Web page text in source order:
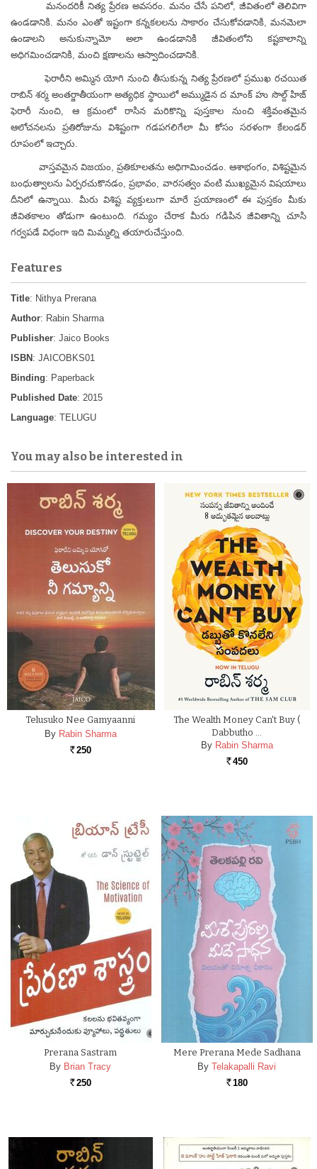
మనందరికీ నిత్య ప్రేరణ అవసరం. మనం చేసే పనిలో, జీవితంలో తెలివిగా
ఉండడానికి. మనం ఎంతో ఇష్టంగా కన్నకలలను సాకారం చేసుకోవడానికి, మనమెలా
ఉండాలని అనుకున్నామో అలా ఉండడానికి జీవితంలోని కష్టకాలాన్ని
అధిగమించడానికి, మంచి క్షణాలను ఆస్వాదించడానికి.
ఫెరారీని అమ్మిన యోగి నుంచి తీసుకున్న నిత్య ప్రేరణలో ప్రముఖ రచయిత
రాబిన్ శర్మ అంతర్జాతీయంగా అత్యధిక స్థాయిలో అమ్ముడైన ద మాంక్ హు సొల్ద్ హిజ్
ఫెరారీ నుంచి, ఆ క్రమంలో రాసిన మరికొన్ని పుస్తకాల నుంచి శక్తివంతమైన
ఆలోచనలను ప్రతిరోజును విశిష్టంగా గడపగలిగేలా మీ కోసం సరళంగా కేలండర్
రూపంలో ఇచ్చారు.
వాస్తవమైన విజయం, ప్రతికూలతను అధిగామించడం. ఆశాభంగం, విశిష్టమైన
బంధుత్వాలను ఏర్పరచుకొనడం, ప్రభావం, వారసత్వం వంటి ముఖ్యమైన విషయాలు
దీనిలో ఉన్నాయి. మీరు విశిష్ట వ్యక్తులుగా మారే ప్రయాణంలో ఈ పుస్తకం మీకు
జీవితకాలం తోడుగా ఉంటుంది. గమ్యం చేరాక మీరు గడిపిన జీవితాన్ని చూసి
గర్వపడే విధంగా ఇది మిమ్మల్ని తయారుచేస్తుంది.
Features
Title: Nithya Prerana
Author: Rabin Sharma
Publisher: Jaico Books
ISBN : JAICOBKS01
Binding: Paperback
Published Date: 2015
Language: TELUGU
You may also be interested in
Telusuko Nee Gamyaanni
By Rabin Sharma
Rs. 250
The Wealth Money Can't Buy (
Dabbutho …
By Rabin Sharma
Rs. 450
Prerana Sastram
By Brian Tracy
Rs. 250
Mere Prerana Mede Sadhana
By Telakapalli Ravi
Rs. 180